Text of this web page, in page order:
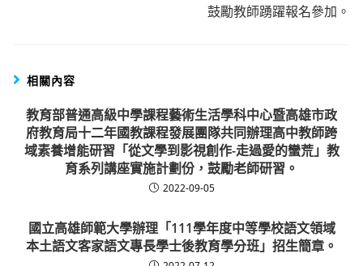
鼓勵教師踴躍報名參加。
相關內容
教育部普通高級中學課程藝術生活學科中心暨高雄市政
府教育局十二年國教課程發展團隊共同辦理高中教師跨
域素養增能研習「從文學到影視創作-走過愛的蠻荒」教
育系列講座實施計劃份，鼓勵老師研習。
2022-09-05
國立高雄師範大學辦理「111學年度中等學校語文領域
本土語文客家語文專長學士後教育學分班」招生簡章。